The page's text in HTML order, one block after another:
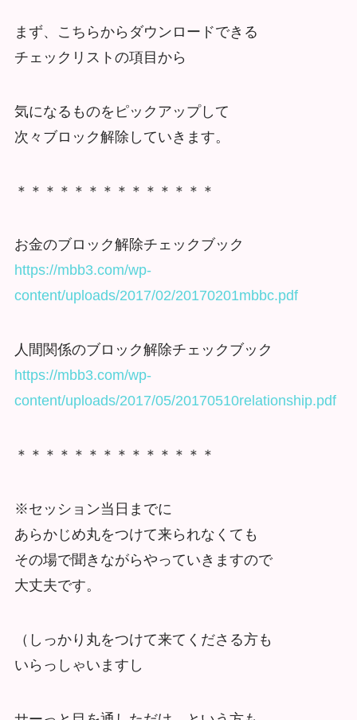
まず、こちらからダウンロードできる
チェックリストの項目から
気になるものをピックアップして
次々ブロック解除していきます。
＊＊＊＊＊＊＊＊＊＊＊＊＊＊
お金のブロック解除チェックブック
https://mbb3.com/wp-
content/uploads/2017/02/20170201mbbc.pdf
人間関係のブロック解除チェックブック
https://mbb3.com/wp-
content/uploads/2017/05/20170510relationship.pdf
＊＊＊＊＊＊＊＊＊＊＊＊＊＊
※セッション当日までに
あらかじめ丸をつけて来られなくても
その場で聞きながらやっていきますので
大丈夫です。
（しっかり丸をつけて来てくださる方も
いらっしゃいますし